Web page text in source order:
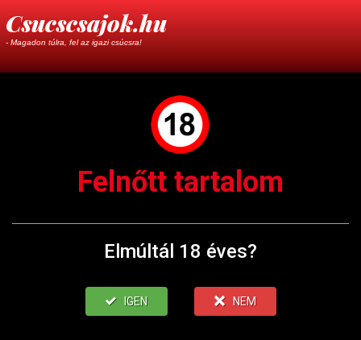
Csucscsajok.hu
- Magadon túlra, fel az igazi csúcsra!
Felnőtt tartalom
Elmúltál 18 éves?
IGEN NEM